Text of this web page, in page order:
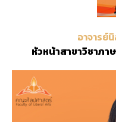
อาจารย์
หัวหน้าสาขาวิชาภ